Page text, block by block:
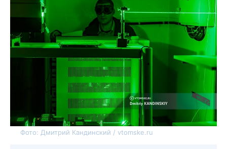
Фото: Дмитрий Кандинский / vtomske.ru